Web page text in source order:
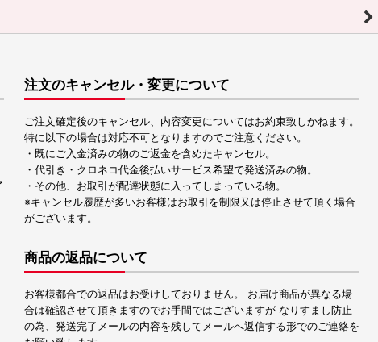
注文のキャンセル・変更について
ご注文確定後のキャンセル、内容変更についてはお約束致しかねます。
特に以下の場合は対応不可となりますのでご注意ください。
・既にご入金済みの物のご返金を含めたキャンセル。
・代引き・クロネコ代金後払いサービス希望で発送済みの物。
・その他、お取引が配達状態に入ってしまっている物。
※キャンセル履歴が多いお客様はお取引を制限又は停止させて頂く場合
がございます。
商品の返品について
お客様都合での返品はお受けしておりません。 お届け商品が異なる場
合は確認させて頂きますのでお手間ではございますが なりすまし防止
の為、発送完了メールの内容を残してメールへ返信する形でのご連絡を